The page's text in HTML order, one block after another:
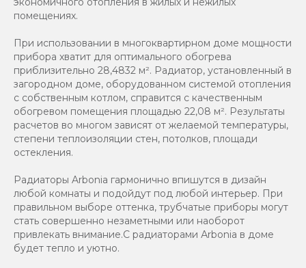
помещениях.
При использовании в многоквартирном доме мощности
прибора хватит для оптимального обогрева
приблизительно 28,4832 м². Радиатор, установленный в
загородном доме, оборудованном системой отопления
с собственным котлом, справится с качественным
обогревом помещения площадью 22,08 м². Результаты
расчетов во многом зависят от желаемой температуры,
степени теплоизоляции стен, потолков, площади
остекления.
Радиаторы Arbonia гармонично впишутся в дизайн
любой комнаты и подойдут под любой интерьер. При
правильном выборе оттенка, трубчатые приборы могут
стать совершенно незаметными или наоборот
привлекать внимание.С радиаторами Аrbonia в доме
будет тепло и уютно.